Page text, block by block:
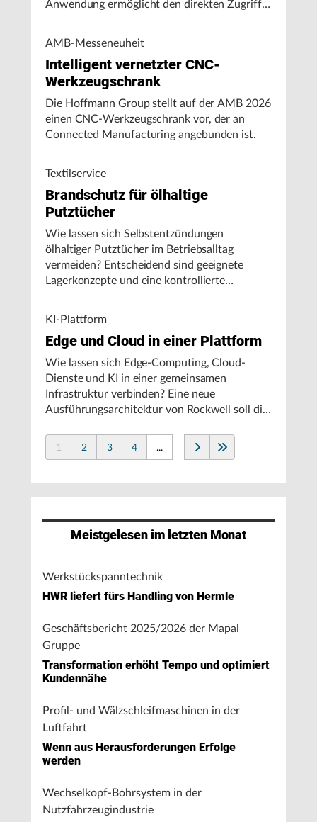
Anwendung ermöglicht den direkten Zugriff
Energieverbrauch.
AMB-Messeneuheit
Intelligent vernetzter CNC-
Werkzeugschrank
Die Hoffmann Group stellt auf der AMB 2026
einen CNC-Werkzeugschrank vor, der an
Connected Manufacturing angebunden ist.
Textilservice
Brandschutz für ölhaltige
Putztücher
Wie lassen sich Selbstentzündungen
ölhaltiger Putztücher im Betriebsalltag
vermeiden? Entscheidend sind geeignete
Lagerkonzepte und eine kontrollierte
KI-Plattform
Edge und Cloud in einer Plattform
Wie lassen sich Edge-Computing, Cloud-
Dienste und KI in einer gemeinsamen
Infrastruktur verbinden? Eine neue
Ausführungsarchitektur von Rockwell soll die
vereinfachen und den autonomen
Fertigungsbetrieb unterstützen.
1 2 3 4 ...
Meistgelesen im letzten Monat
Werkstückspanntechnik
HWR liefert fürs Handling von Hermle
Geschäftsbericht 2025/2026 der Mapal
Gruppe
Transformation erhöht Tempo und optimiert
Kundennähe
Profil- und Wälzschleifmaschinen in der
Luftfahrt
Wenn aus Herausforderungen Erfolge
werden
Wechselkopf-Bohrsystem in der
Nutzfahrzeugindustrie